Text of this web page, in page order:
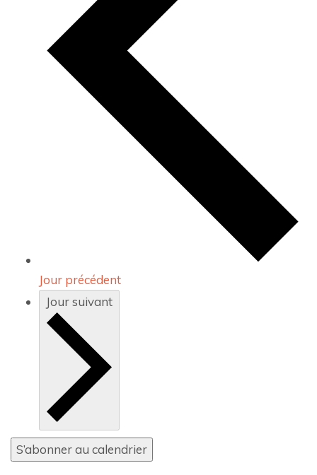
Jour précédent
Jour suivant
S’abonner au calendrier